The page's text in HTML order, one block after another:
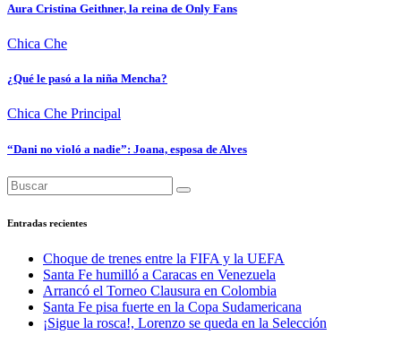
Aura Cristina Geithner, la reina de Only Fans
Chica Che
¿Qué le pasó a la niña Mencha?
Chica Che Principal
“Dani no violó a nadie”: Joana, esposa de Alves
Entradas recientes
Choque de trenes entre la FIFA y la UEFA
Santa Fe humilló a Caracas en Venezuela
Arrancó el Torneo Clausura en Colombia
Santa Fe pisa fuerte en la Copa Sudamericana
¡Sigue la rosca!, Lorenzo se queda en la Selección